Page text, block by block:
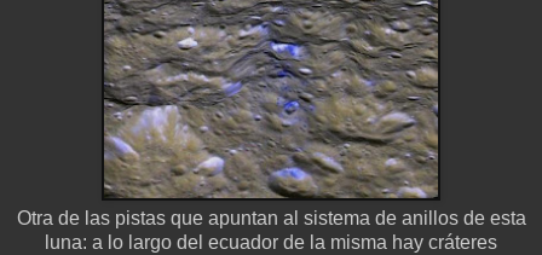
Otra de las pistas que apuntan al sistema de anillos de esta
luna: a lo largo del ecuador de la misma hay cráteres